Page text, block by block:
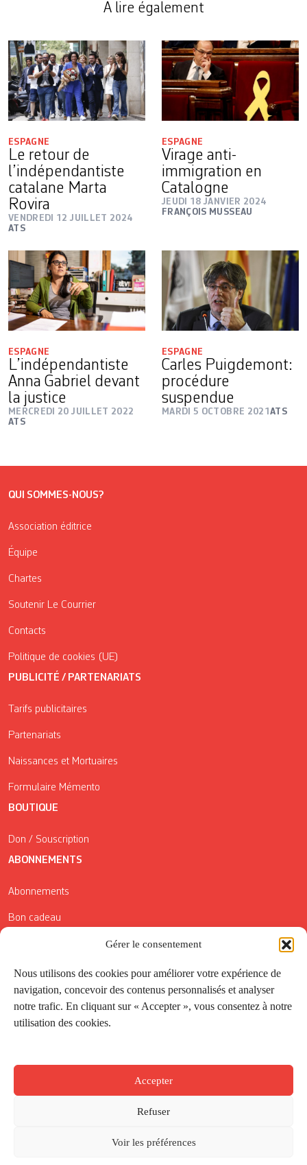
Gérer le consentement
Nous utilisons des cookies pour améliorer votre expérience de
navigation, concevoir des contenus personnalisés et analyser
notre trafic. En cliquant sur « Accepter », vous consentez à notre
utilisation des cookies.
Accepter
Refuser
Voir les préférences
A lire également
ESPAGNE
Le retour de
l’indépendantiste
catalane Marta
Rovira
VENDREDI 12 JUILLET 2024
ATS
ESPAGNE
Virage anti-
immigration en
Catalogne
JEUDI 18 JANVIER 2024
FRANÇOIS MUSSEAU
ESPAGNE
L’indépendantiste
Anna Gabriel devant
la justice
MERCREDI 20 JUILLET 2022
ATS
ESPAGNE
Carles Puigdemont:
procédure
suspendue
MARDI 5 OCTOBRE 2021 ATS
QUI SOMMES-NOUS?
Association éditrice
Équipe
Chartes
Soutenir Le Courrier
Contacts
Politique de cookies (UE)
PUBLICITÉ / PARTENARIATS
Tarifs publicitaires
Partenariats
Naissances et Mortuaires
Formulaire Mémento
BOUTIQUE
Don / Souscription
ABONNEMENTS
Abonnements
Bon cadeau
Conditions générales de vente
Réductions de la Carte Côté Courrier
Application